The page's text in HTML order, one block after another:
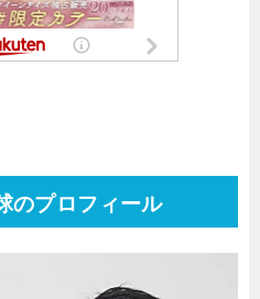
のプロフィール